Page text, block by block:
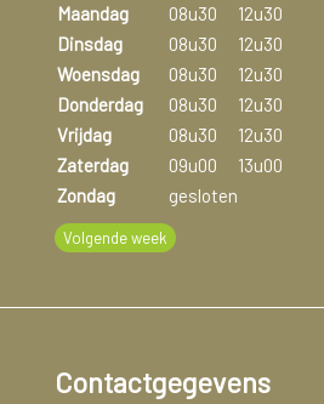
Maandag 08u30 12u30
Dinsdag
08u30 12u30
Woensdag
08u30 12u30
Donderdag
08u30 12u30
Vrijdag
08u30 12u30
Zaterdag
09u00
13u00
Zondag
gesloten
Volgende week
Contactgegevens